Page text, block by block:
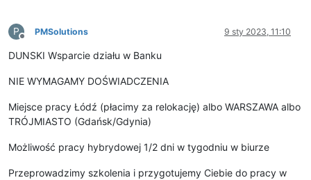
P
Niedostępny
PMSolutions 9 sty 2023, 11:10
DUNSKI Wsparcie działu w Banku
NIE WYMAGAMY DOŚWIADCZENIA
Miejsce pracy Łódź (płacimy za relokację) albo WARSZAWA albo
TRÓJMIASTO (Gdańsk/Gdynia)
Możliwość pracy hybrydowej 1/2 dni w tygodniu w biurze
Przeprowadzimy szkolenia i przygotujemy Ciebie do pracy w